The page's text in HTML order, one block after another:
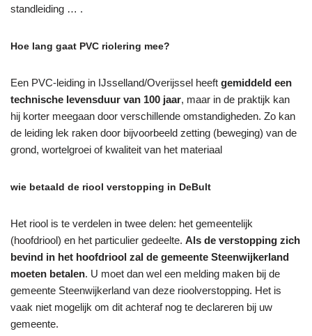
standleiding … .
Hoe lang gaat PVC riolering mee?
Een PVC-leiding in IJsselland/Overijssel heeft gemiddeld een
technische levensduur van 100 jaar, maar in de praktijk kan
hij korter meegaan door verschillende omstandigheden. Zo kan
de leiding lek raken door bijvoorbeeld zetting (beweging) van de
grond, wortelgroei of kwaliteit van het materiaal
wie betaald de riool verstopping in DeBult
Het riool is te verdelen in twee delen: het gemeentelijk
(hoofdriool) en het particulier gedeelte. Als de verstopping zich
bevind in het hoofdriool zal de gemeente Steenwijkerland
moeten betalen. U moet dan wel een melding maken bij de
gemeente Steenwijkerland van deze rioolverstopping. Het is
vaak niet mogelijk om dit achteraf nog te declareren bij uw
gemeente.